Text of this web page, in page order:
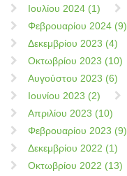
Ιουλίου 2024 (1)
Φεβρουαρίου 2024 (9)
Δεκεμβρίου 2023 (4)
Οκτωβρίου 2023 (10)
Αυγούστου 2023 (6)
Ιουνίου 2023 (2)
Απριλίου 2023 (10)
Φεβρουαρίου 2023 (9)
Δεκεμβρίου 2022 (1)
Οκτωβρίου 2022 (13)